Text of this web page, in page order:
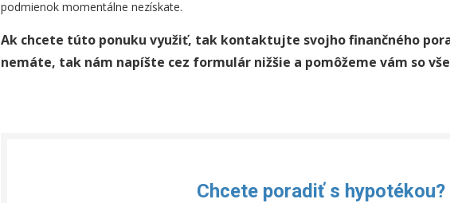
podmienok momentálne nezískate.
Ak chcete túto ponuku využiť, tak kontaktujte svojho finančného
nemáte, tak nám napíšte cez formulár nižšie a pomôžeme vám so
Chcete poradiť s hypotékou?